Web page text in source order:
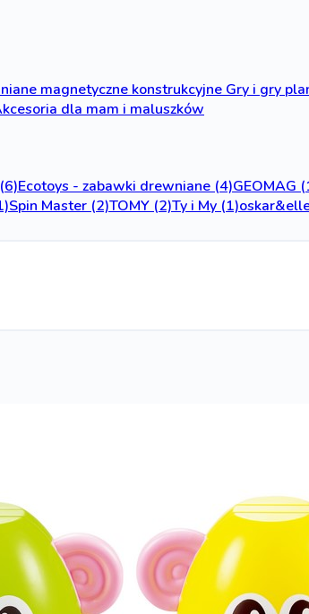
magnetycznekonstrukcyjneGry i gry
dla mam i maluszków
(6)Ecotoys - zabawki drewniane (4)GEOMAG
Spin Master (2)TOMY (2)Ty i My (1)